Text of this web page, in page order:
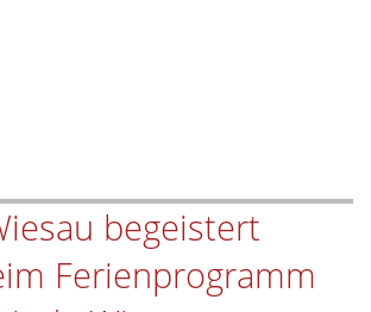
begeistert
Ferienprogramm